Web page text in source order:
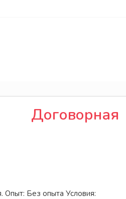
Договорная
Опыт: Без опыта Условия: